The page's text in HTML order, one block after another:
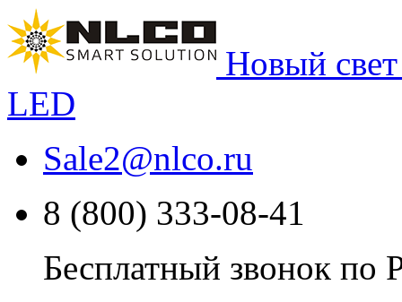
Новый
LED
Sale2@nlco.ru
8 (800) 333-08-41
Бесплатный звонок по